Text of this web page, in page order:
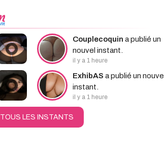
Couplecoquin a publié un
nouvel instant.
il y a 1 heure
ExhibAS a publié un nouvel
instant.
il y a 1 heure
TOUS LES INSTANTS